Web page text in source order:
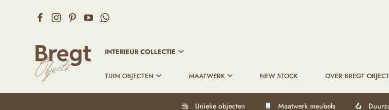
INTERIEUR COLLECTIE
TUIN OBJECTEN MAATWERK NEW STOCK OVER BREGT
Unieke objecten Maatwerk meubels